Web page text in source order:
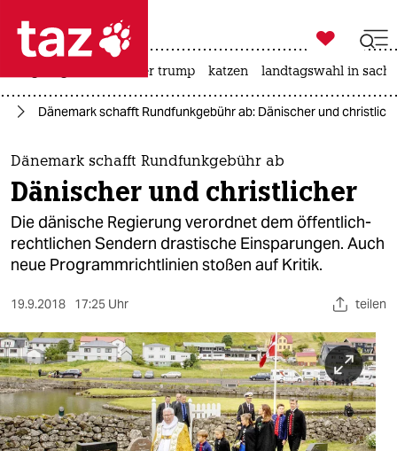
 taz zahl ich
taz zahl ich
themen
politik
öko
gesellschaft
sport
berlin
nord

taz zahl ich
usa unter trump katzen landtagswahl in
Dänemark schafft Rundfunkgebühr ab: Dänischer und
Dänemark schafft Rundfunkgebühr ab
Dänischer und christlicher
Die dänische Regierung verordnet dem öffentlich-
rechtlichen Sendern drastische Einsparungen. Auch
neue Programmrichtlinien stoßen auf Kritik.
19.9.2018 17:25 Uhr teilen